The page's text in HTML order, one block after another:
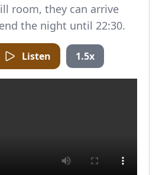
room, they can arrive
the night until 22:30.
Listen 1.5x